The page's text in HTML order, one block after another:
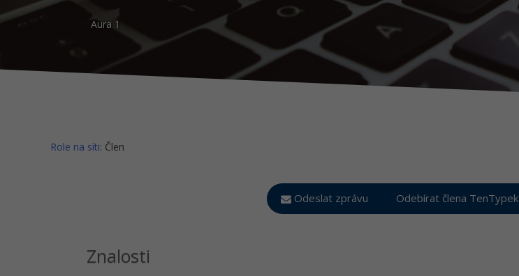
Aura 1
Role na síti: Člen
Odeslat zprávu Odebírat člena TenTypek
Znalosti